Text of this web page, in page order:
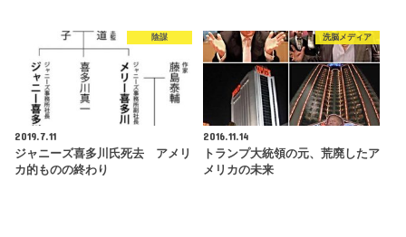
陰謀
2019.7.11
ジャニーズ喜多川氏死去 アメリ
カ的ものの終わり
洗脳メディア
2016.11.14
トランプ大統領の元、荒廃したア
メリカの未来